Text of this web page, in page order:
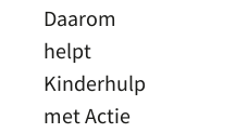
Daarom
helpt
Kinderhulp
met Actie